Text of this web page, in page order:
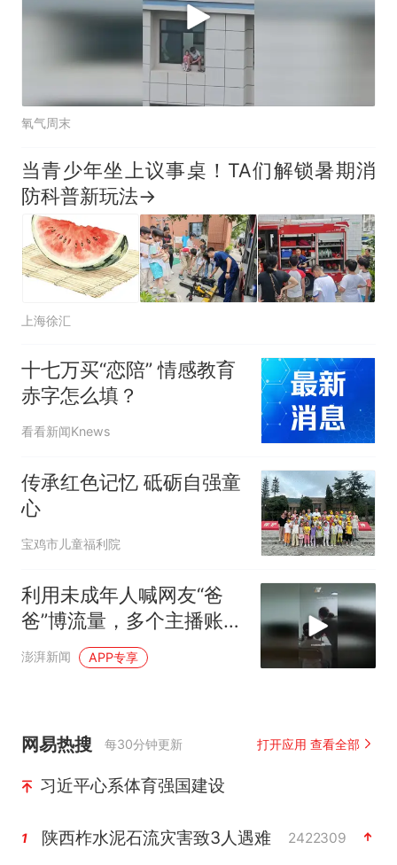
氧气周末
当青少年坐上议事桌！TA们解锁暑期消
防科普新玩法→
上海徐汇
十七万买“恋陪” 情感教育
赤字怎么填？
看看新闻Knews
传承红色记忆 砥砺自强童
心
宝鸡市儿童福利院
利用未成年人喊网友“爸
爸”博流量，多个主播账号
被封禁
澎湃新闻 APP专享
网易热搜 每30分钟更新 打开应用 查看全部
习近平心系体育强国建设
1 陕西柞水泥石流灾害致3人遇难 2422309